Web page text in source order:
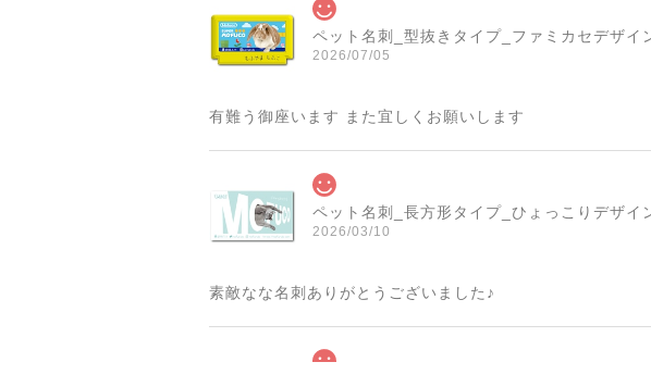
ペット名刺_型抜きタイプ_ファミカセデザ
2026/07/05
有難う御座います また宜しくお願いします
ペット名刺_長方形タイプ_ひょっこりデザ
2026/03/10
素敵なな名刺ありがとうございました♪